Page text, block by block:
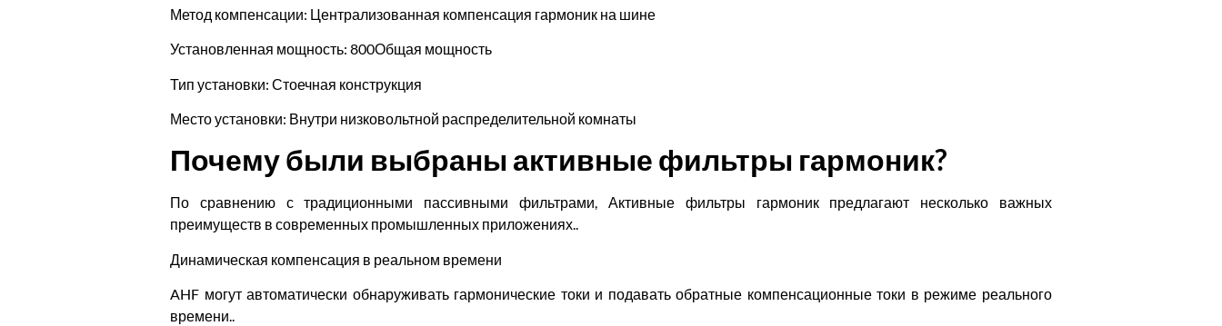
Метод компенсации: Централизованная компенсация гармоник на шине
Установленная мощность: 800Общая мощность
Тип установки: Стоечная конструкция
Место установки: Внутри низковольтной распределительной комнаты
Почему были выбраны активные фильтры гармоник?
По сравнению с традиционными пассивными фильтрами, Активные фильтры гармоник предлагают несколько важных
преимуществ в современных промышленных приложениях..
Динамическая компенсация в реальном времени
AHF могут автоматически обнаруживать гармонические токи и подавать обратные компенсационные токи в режиме реального
времени..